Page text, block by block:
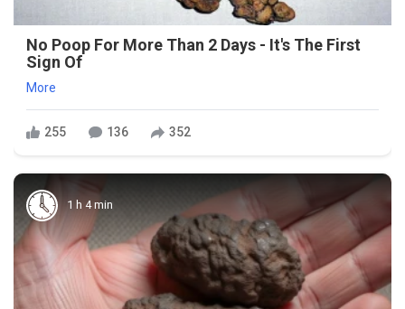
No Poop For More Than 2 Days - It's The First
Sign Of
More
255 136 352
1 h 4 min